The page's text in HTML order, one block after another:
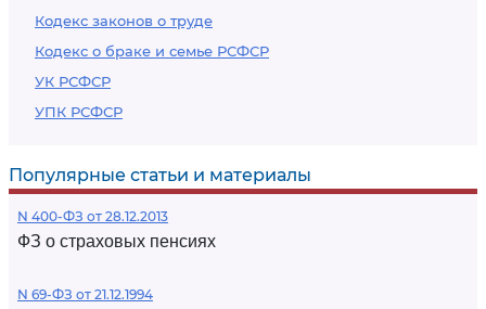
Кодекс законов о труде
Кодекс о браке и семье РСФСР
УК РСФСР
УПК РСФСР
Популярные статьи и материалы
N 400-ФЗ от 28.12.2013
ФЗ о страховых пенсиях
N 69-ФЗ от 21.12.1994